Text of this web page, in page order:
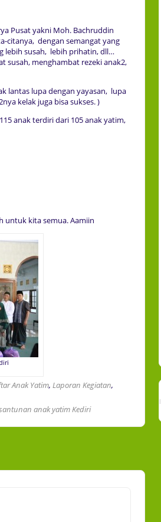
Pusat yakni Moh. Bachruddin
citanya, dengan semangat yang
lebih susah, lebih prihatin, dll…
susah, menghambat rezeki anak2,
lantas lupa dengan yayasan, lupa
kelak juga bisa sukses. )
anak terdiri dari 105 anak yatim,
untuk kita semua. Aamiin
Anak Yatim, Laporan Kegiatan,
anak yatim Kediri